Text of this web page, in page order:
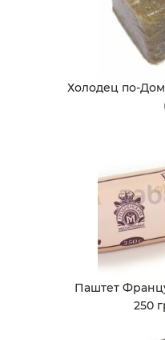
Холодец по-
Паштет
250